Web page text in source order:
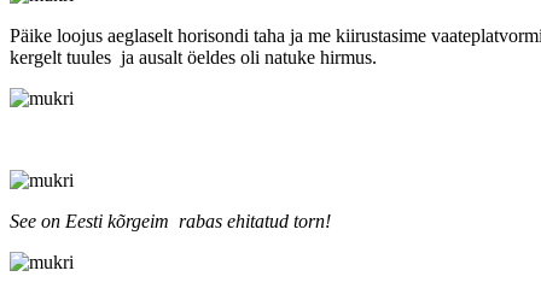
Päike loojus aeglaselt horisondi taha ja me kiirustasime
kergelt tuules ja ausalt öeldes oli natuke hirmus.
See on Eesti kõrgeim rabas ehitatud torn!